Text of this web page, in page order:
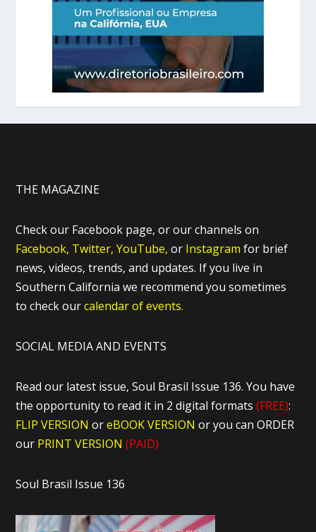
THE MAGAZINE
Check our Facebook page, or our channels on
Facebook, Twitter, YouTube, or Instagram for brief
news, videos, trends, and updates. If you live in
Southern California we recommend you sometimes
to check ourcalendar of events.
SOCIAL MEDIA AND EVENTS
Read our latest issue, Soul Brasil Issue 136. You have
the opportunity to read it in 2 digital formats(FREE):
FLIP VERSION oreBOOK VERSIONor you can ORDER
our PRINT VERSION (PAID)
Soul Brasil Issue 136